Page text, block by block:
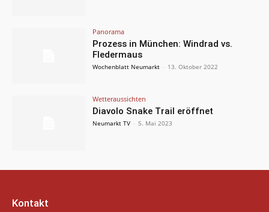
Panorama
Prozess in München: Windrad vs.
Fledermaus
Wochenblatt Neumarkt - 13. Oktober 2022
Wetteraussichten
Diavolo Snake Trail eröffnet
Neumarkt TV - 5. Mai 2023
Kontakt